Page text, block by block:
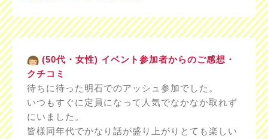
(50代・女性) イベント参加者からのご感想・
クチコミ
待ちに待った明石でのアッシュ参加でした。
いつもすぐに定員になって人気でなかなか取れず
にいました。
皆様同年代でかなり話が盛り上がりとても楽しい